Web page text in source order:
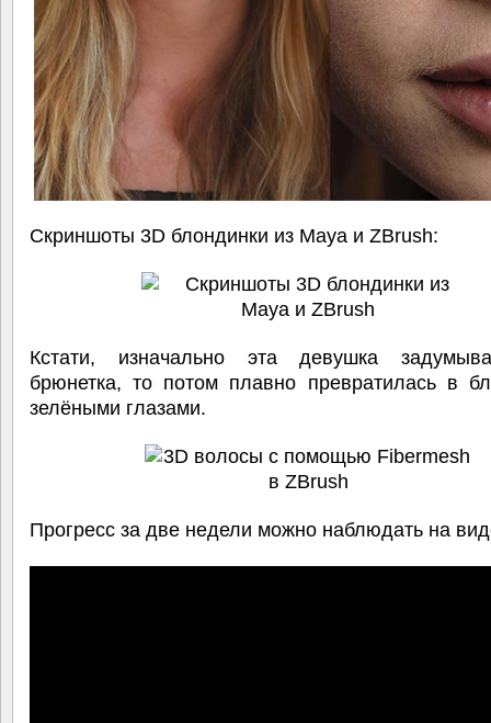
Скриншоты 3D блондинки из Maya и ZBrush:
Кстати, изначально эта девушка
брюнетка, то потом плавно превратилась в
зелёными глазами.
Прогресс за две недели можно наблюдать на